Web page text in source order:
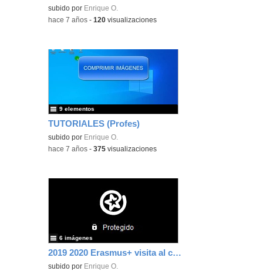
subido por Enrique O.
-hace 7 años -120 visualizaciones
TUTORIALES (Profes)
subido por Enrique O.
9 elementos
-hace 7 años -375 visualizaciones
2019 2020 Erasmus+ visita al colegio
subido por Enrique O.
6 imágenes